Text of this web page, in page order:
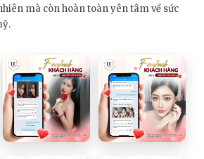
mà còn hoàn toàn yên tâm về sức